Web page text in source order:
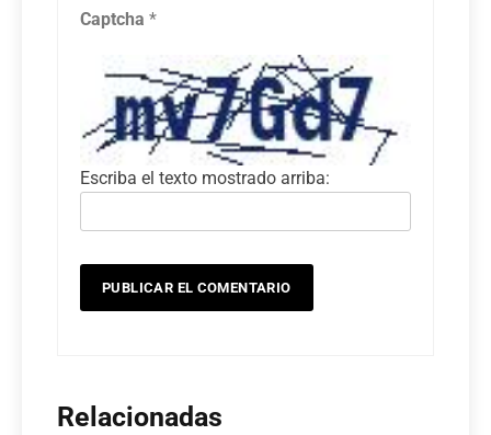
Captcha *
Escriba el texto mostrado arriba:
Relacionadas